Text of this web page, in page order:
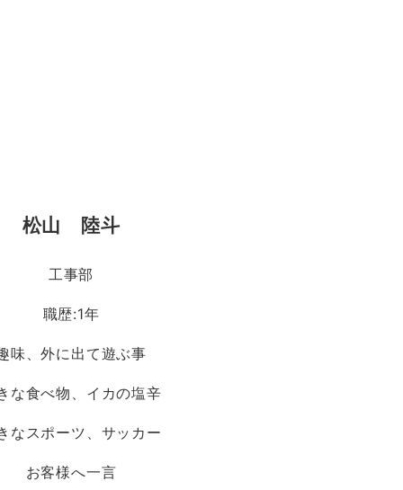
松山 陸斗
工事部
職歴:1年
味、外に出て遊ぶ事
な食べ物、イカの塩辛
なスポーツ、サッカー
お客様へ一言